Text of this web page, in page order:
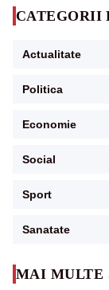
MAI MULTE
CATEGORII
Actualitate
Politica
Economie
Social
Sport
Sanatate